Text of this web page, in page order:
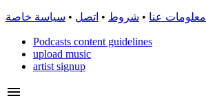
معلومات عنا • شروط • اتصل • سياسة خاصة
Podcasts content guidelines
upload music
artist signup